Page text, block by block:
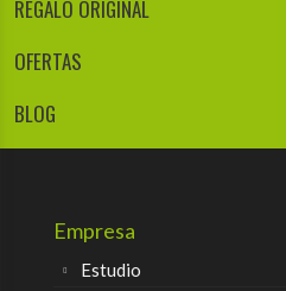
REGALO ORIGINAL
OFERTAS
BLOG
Empresa
Estudio